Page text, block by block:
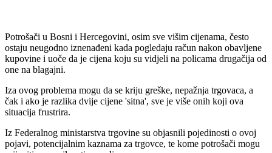
Potrošači u Bosni i Hercegovini, osim sve višim cijenama, često
ostaju neugodno iznenađeni kada pogledaju račun nakon obavljene
kupovine i uoče da je cijena koju su vidjeli na policama drugačija od
one na blagajni.
Iza ovog problema mogu da se kriju greške, nepažnja trgovaca, a
čak i ako je razlika dvije cijene 'sitna', sve je više onih koji ova
situacija frustrira.
Iz Federalnog ministarstva trgovine su objasnili pojedinosti o ovoj
pojavi, potencijalnim kaznama za trgovce, te kome potrošači mogu